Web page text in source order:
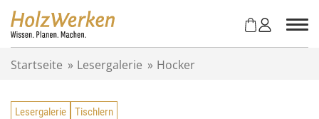
Startseite » Lesergalerie » Hocker
Lesergalerie Tischlern